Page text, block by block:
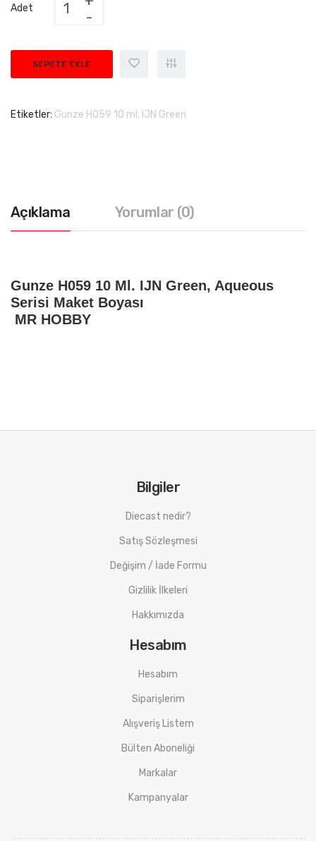
Adet
SEPETE EKLE
Etiketler: Gunze H059 10 ml. IJN Green
Açıklama Yorumlar (0)
Gunze H059 10 Ml. IJN Green, Aqueous
Serisi Maket Boyası
MR HOBBY
Bilgiler
Diecast nedir?
Satış Sözleşmesi
Değişim / İade Formu
Gizlilik İlkeleri
Hakkımızda
Hesabım
Hesabım
Siparişlerim
Alışveriş Listem
Bülten Aboneliği
Markalar
Kampanyalar